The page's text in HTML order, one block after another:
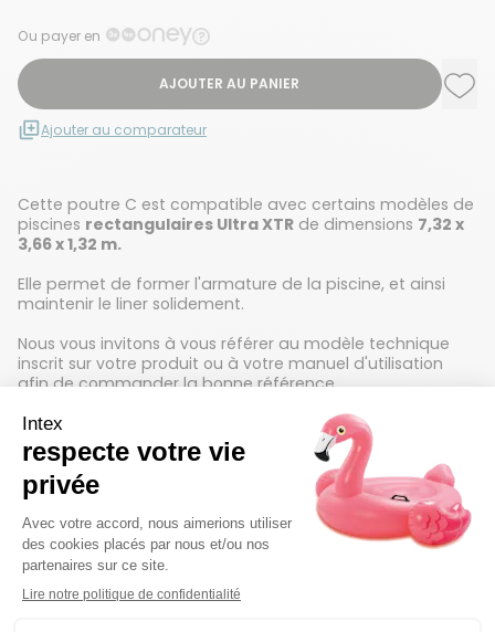
Ou payer en
AJOUTER AU PANIER
Ajouter au comparateur
Cette poutre C est compatible avec certains modèles de
piscines rectangulaires Ultra XTR de dimensions 7,32 x
3,66 x 1,32 m.
Elle permet de former l'armature de la piscine, et ainsi
maintenir le liner solidement.
Nous vous invitons à vous référer au modèle technique
inscrit sur votre produit ou à votre manuel d'utilisation
afin de commander la bonne référence.
Détails techniques